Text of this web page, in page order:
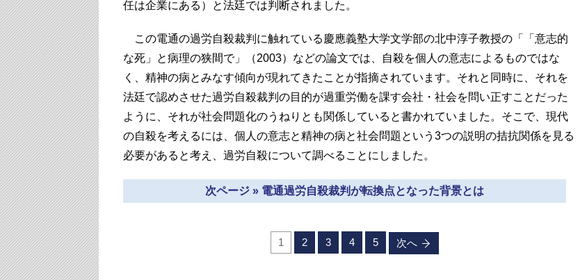
任は企業にある）と法廷では判断されました。
この電通の過労自殺裁判に触れている慶應義塾大学文学部の北中淳子教授の「「意志的
な死」と病理の狭間で」（2003）などの論文では、自殺を個人の意志によるものではな
く、精神の病とみなす傾向が現れてきたことが指摘されています。それと同時に、それを
法廷で認めさせた過労自殺裁判の目的が過重労働を課す会社・社会を問い正すことだった
ように、それが社会問題化のうねりとも関係していると書かれていました。そこで、現代
の自殺を考えるには、個人の意志と精神の病と社会問題という3つの説明の拮抗関係を見る
必要があると考え、過労自殺について調べることにしました。
次ページ » 電通過労自殺裁判が転換点となった背景とは
1 2 3 4 5 次へ